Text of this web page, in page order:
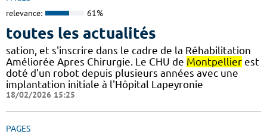
relevance: 61%
toutes les actualités
sation, et s'inscrire dans le cadre de la Réhabilitation
Améliorée Apres Chirurgie. Le CHU de Montpellier est
doté d'un robot depuis plusieurs années avec une
implantation initiale à l'Hôpital Lapeyronie
18/02/2026 15:25
PAGES